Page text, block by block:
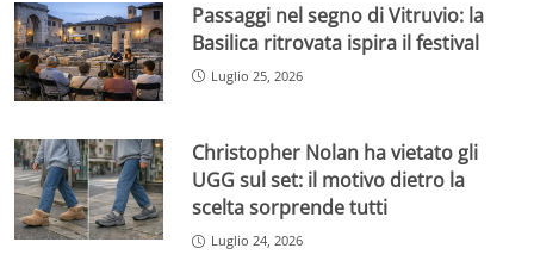
Passaggi nel segno di Vitruvio: la
Basilica ritrovata ispira il festival
Luglio 25, 2026
Christopher Nolan ha vietato gli
UGG sul set: il motivo dietro la
scelta sorprende tutti
Luglio 24, 2026